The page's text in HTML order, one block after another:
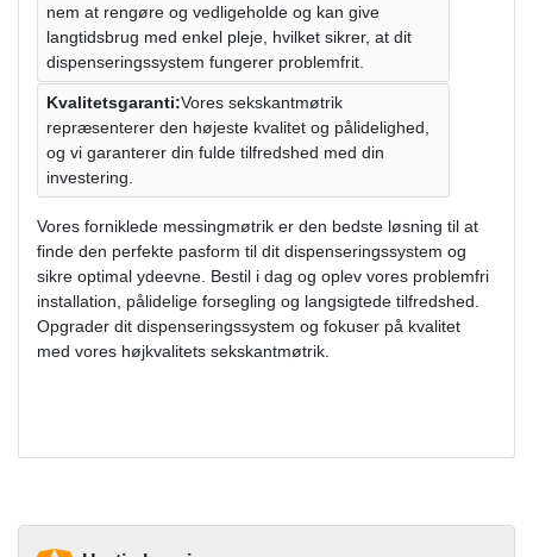
nem at rengøre og vedligeholde og kan give
langtidsbrug med enkel pleje, hvilket sikrer, at dit
dispenseringssystem fungerer problemfrit.
Kvalitetsgaranti:Vores sekskantmøtrik
repræsenterer den højeste kvalitet og pålidelighed,
og vi garanterer din fulde tilfredshed med din
investering.
Vores forniklede messingmøtrik er den bedste løsning til at
finde den perfekte pasform til dit dispenseringssystem og
sikre optimal ydeevne. Bestil i dag og oplev vores problemfri
installation, pålidelige forsegling og langsigtede tilfredshed.
Opgrader dit dispenseringssystem og fokuser på kvalitet
med vores højkvalitets sekskantmøtrik.